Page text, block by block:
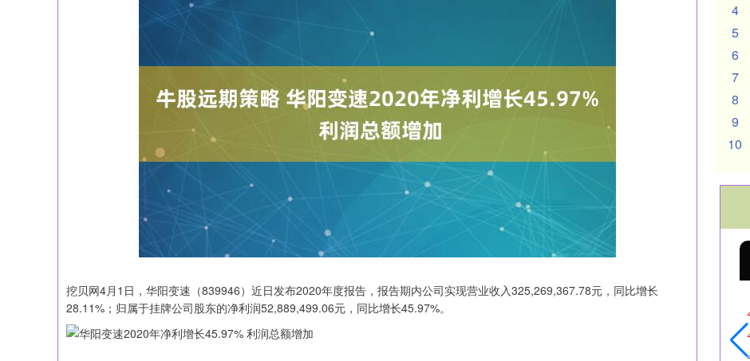
挖贝网4月1日，华阳变速（839946）近日发布2020年度报告，报告期内公司实现营业收入325,269,367.78元，同比增长
28.11%；归属于挂牌公司股东的净利润52,889,499.06元，同比增长45.97%。
4
5
6
7
8
9
10
上证指数 3940.04 39.68 1.02% 深证成指 14311.01 200.89